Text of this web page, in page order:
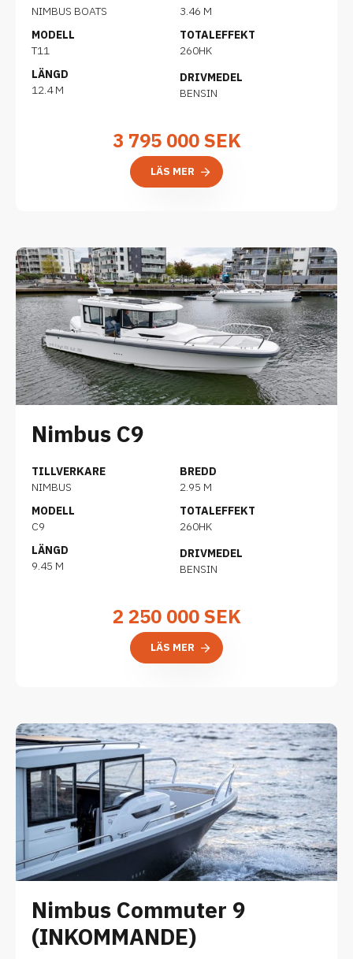
NIMBUS BOATS
MODELL
T11
LÄNGD
12.4 M
3.46 M
TOTALEFFEKT
260HK
DRIVMEDEL
BENSIN
3 795 000SEK
LÄS MER
Nimbus C9
TILLVERKARE
NIMBUS
MODELL
C9
LÄNGD
9.45 M
BREDD
2.95 M
TOTALEFFEKT
260HK
DRIVMEDEL
BENSIN
2 250 000SEK
LÄS MER
Nimbus Commuter 9
(INKOMMANDE)